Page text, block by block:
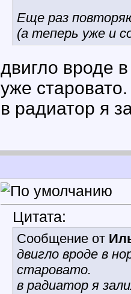
Еще раз
(а теперь уже и
двигло вроде
уже старовато.
в радиатор я
Цитата:
Сообщение от
двигло вроде в
старовато.
в радиатор я